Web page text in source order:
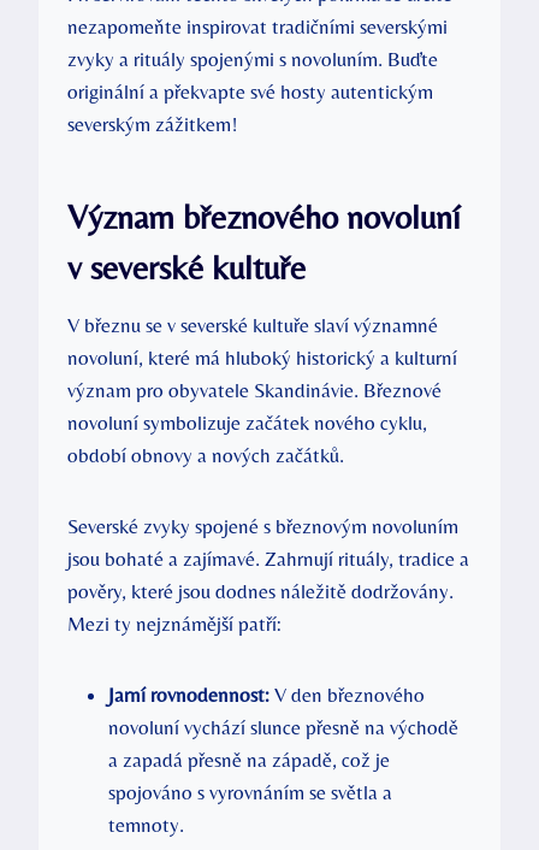
nezapomeňte inspirovat tradičními severskými
zvyky a rituály spojenými s novoluním. Buďte
originální a překvapte své hosty autentickým
severským zážitkem!
Význam březnového novoluní
v severské kultuře
V březnu se v severské kultuře slaví významné
novoluní, které má hluboký historický a kulturní
význam pro obyvatele Skandinávie. Březnové
novoluní symbolizuje začátek nového cyklu,
období obnovy a nových začátků.
Severské zvyky spojené s březnovým novoluním
jsou bohaté a zajímavé. Zahrnují rituály, tradice a
pověry, které jsou dodnes náležitě dodržovány.
Mezi ty nejznámější patří:
Jarní rovnodennost: V den březnového
novoluní vychází slunce přesně na východě
a zapadá přesně na západě, což je
spojováno s vyrovnáním se světla a
temnoty.